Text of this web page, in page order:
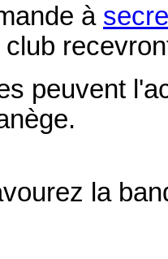
à
club
peuvent
la